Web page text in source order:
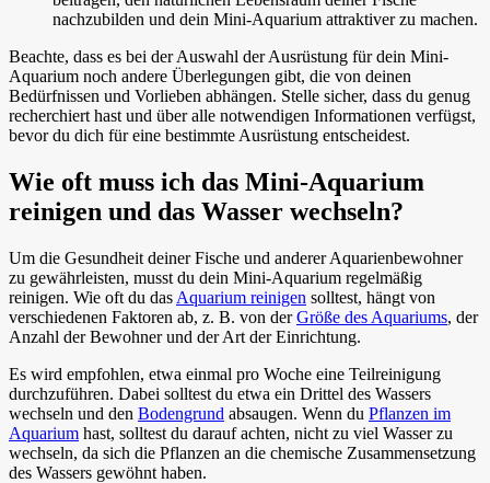
nachzubilden und dein Mini-Aquarium attraktiver zu machen.
Beachte, dass es bei der Auswahl der Ausrüstung für dein Mini-
Aquarium noch andere Überlegungen gibt, die von deinen
Bedürfnissen und Vorlieben abhängen. Stelle sicher, dass du genug
recherchiert hast und über alle notwendigen Informationen verfügst,
bevor du dich für eine bestimmte Ausrüstung entscheidest.
Wie oft muss ich das Mini-Aquarium
reinigen und das Wasser wechseln?
Um die Gesundheit deiner Fische und anderer Aquarienbewohner
zu gewährleisten, musst du dein Mini-Aquarium regelmäßig
reinigen. Wie oft du das Aquarium reinigen solltest, hängt von
verschiedenen Faktoren ab, z. B. von derGröße des Aquariums, der
Anzahl der Bewohner und der Art der Einrichtung.
Es wird empfohlen, etwa einmal pro Woche eine Teilreinigung
durchzuführen. Dabei solltest du etwa ein Drittel des Wassers
wechseln und den Bodengrund absaugen. Wenn du Pflanzen im
Aquarium hast, solltest du darauf achten, nicht zu viel Wasser zu
wechseln, da sich die Pflanzen an die chemische Zusammensetzung
des Wassers gewöhnt haben.